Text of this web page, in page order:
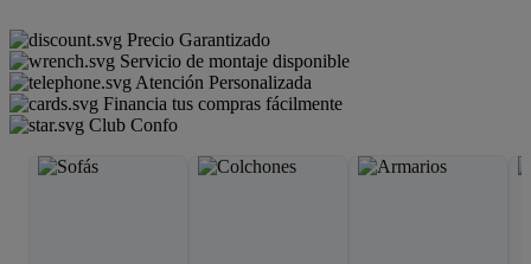
Precio Garantizado
Servicio de montaje disponible
Atención Personalizada
Financia tus compras fácilmente
Club Confo